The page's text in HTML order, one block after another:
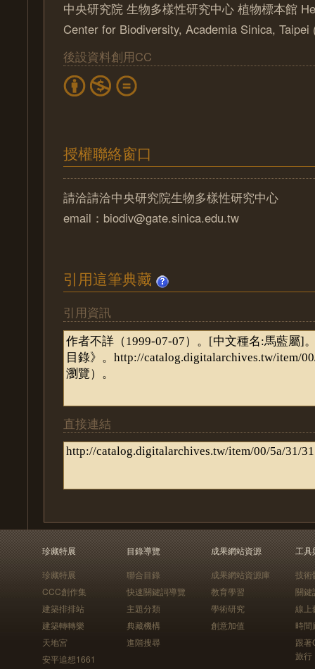
中央研究院 生物多樣性研究中心 植物標本館
Center for Biodiversity, Academia Sinica, Taipei
後設資料創用CC
授權聯絡窗口
請洽請洽中央研究院生物多樣性研究中心
email：biodiv@gate.sinica.edu.tw
引用這筆典藏
引用資訊
直接連結
珍藏特展
珍藏特展
CCC創作集
建築排排站
建築轉轉樂
天地宮
安平追想1661
目錄導覽
聯合目錄
快速關鍵詞導覽
主題分類
典藏機構
進階搜尋
成果網站資源
成果網站資源庫
教育學習
學術研究
創意加值
工具
技術
關鍵
線上
時間
跟
旅行